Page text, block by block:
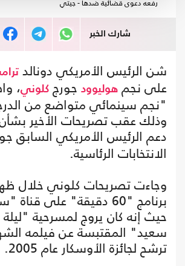
رفعه دعوى قضائية ضدها - جيتي
شارك الخبر
شن الرئيس الأمريكي دونالد
على نجم هوليوود جورج كلوني،
"نجم سينمائي متواضع من
وذلك عقب تصريحات الأخير
دعم الرئيس الأمريكي السابق جو
الانتخابات الرئاسية.
وجاءت تصريحات كلوني خلال
برنامج "60 دقيقة" على
حيث إنه كان يروج لمسرحية
سعيد" المقتبسة عن فيلمه
ترشح لجائزة الأوسكار عام 2005.